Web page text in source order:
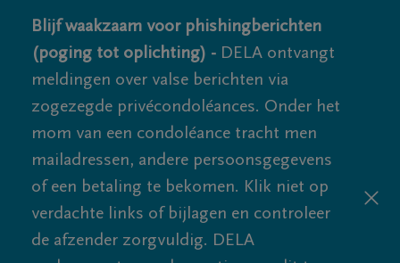
Blijf waakzaam voor phishingberichten
(poging tot oplichting) - DELA ontvangt
meldingen over valse berichten via
zogezegde privécondoléances. Onder het
mom van een condoléance tracht men
mailadressen, andere persoonsgegevens
of een betaling te bekomen. Klik niet op
verdachte links of bijlagen en controleer
de afzender zorgvuldig. DELA